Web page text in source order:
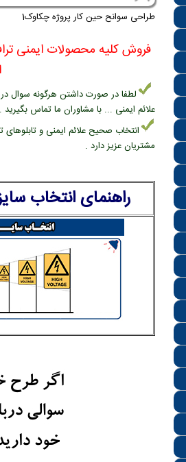
طراحی سوانح حین کار پروژه چکاوک1
فروش کلیه محصولات ایمنی
لطفا در صورت داشتن هرگونه سوال
علائم ایمنی ... با مشاوران ما تماس بگیرید . تلفن تماس :
انتخاب صحیح علائم ایمنی و
مشتریان عزیز دارد .
راهنمای انتخاب